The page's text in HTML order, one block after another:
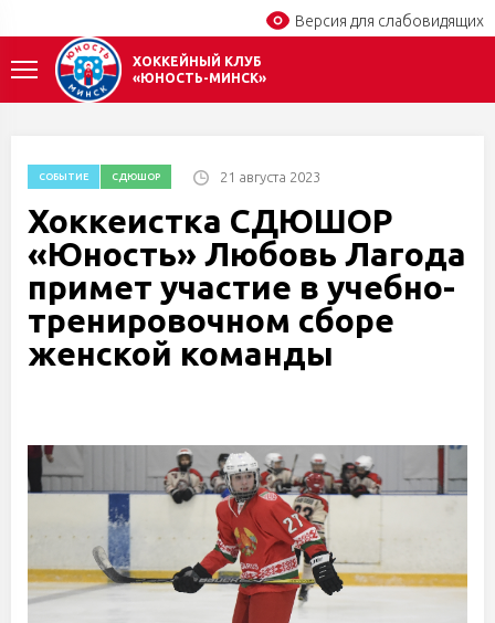
Версия для слабовидящих
ХОККЕЙНЫЙ КЛУБ
«ЮНОСТЬ-МИНСК»
СОБЫТИЕ СДЮШОР 21 августа 2023
Хоккеистка СДЮШОР
«Юность» Любовь Лагода
примет участие в учебно-
тренировочном сборе
женской команды